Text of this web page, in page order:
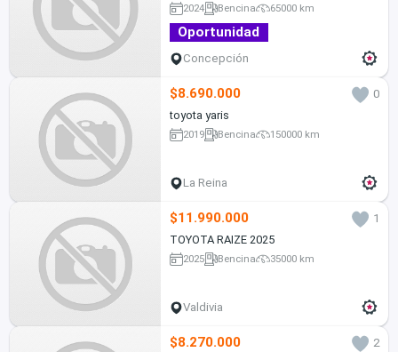
2024 Bencina 65000 km
Oportunidad
Concepción
$8.690.000
0
toyota yaris
2019 Bencina 150000 km
La Reina
$11.990.000
1
TOYOTA RAIZE 2025
2025 Bencina 35000 km
Valdivia
$8.270.000
2